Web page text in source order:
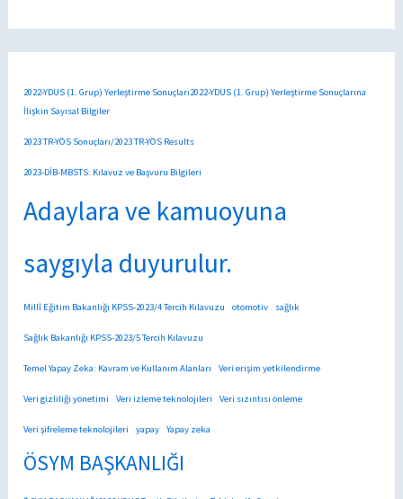
2022-YDUS (1. Grup) Yerleştirme Sonuçları2022-YDUS (1. Grup) Yerleştirme Sonuçlarına
İlişkin Sayısal Bilgiler
2023 TR-YÖS Sonuçları/2023 TR-YÖS Results
2023-DİB-MBSTS: Kılavuz ve Başvuru Bilgileri
Adaylara ve kamuoyuna
saygıyla duyurulur.
Millî Eğitim Bakanlığı KPSS-2023/4 Tercih Kılavuzu otomotiv sağlık
Sağlık Bakanlığı KPSS-2023/5 Tercih Kılavuzu
Temel Yapay Zeka: Kavram ve Kullanım Alanları Veri erişim yetkilendirme
Veri gizliliği yönetimi Veri izleme teknolojileri Veri sızıntısı önleme
Veri şifreleme teknolojileri yapay Yapay zeka
ÖSYM BAŞKANLIĞI